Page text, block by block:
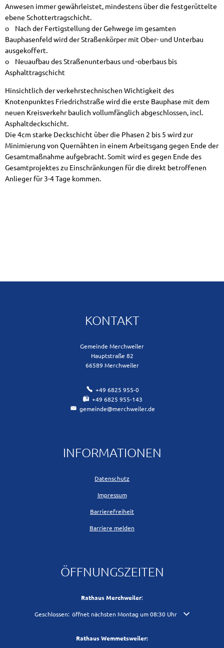
Anwesen immer gewährleistet, mindestens über die festgerüttelte
ebene Schottertragschicht.
o Nach der Fertigstellung der Gehwege im gesamten
Bauphasenfeld wird der Straßenkörper mit Ober- und Unterbau
ausgekoffert.
o Neuaufbau des Straßenunterbaus und -oberbaus bis
Asphalttragschicht
Hinsichtlich der verkehrstechnischen Wichtigkeit des
Knotenpunktes Friedrichstraße wird die erste Bauphase mit dem
neuen Kreisverkehr baulich vollumfänglich abgeschlossen, incl.
Asphaltdeckschicht.
Die 4cm starke Deckschicht über die Phasen 2 bis 5 wird zur
Minimierung von Quernähten in einem Arbeitsgang gegen Ende der
Gesamtmaßnahme aufgebracht. Somit wird es gegen Ende des
Gesamtprojektes zu Einschränkungen für die direkt betroffenen
Anlieger für 3-4 Tage kommen.
KONTAKT
Gemeinde Merchweiler
Hauptstraße 82
66589 Merchweiler
+49 6825 955-0
+49 6825 955-143
gemeinde@merchweiler.de
INFORMATIONEN
Datenschutz
Impressum
Barrierefreiheit
Barriere melden
ÖFFNUNGSZEITEN
Rathaus Merchweiler:
Klicken, um weitere Öffnungs- oder Schließzeiten auszublenden
Geschlossen: öffnet nächsten Montag um 08:30 Uhr
Rathaus Wemmetsweiler: